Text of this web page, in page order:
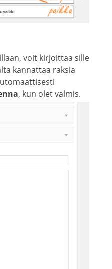
voit kirjoittaa sille
kannattaa raksia
, kun olet valmis.